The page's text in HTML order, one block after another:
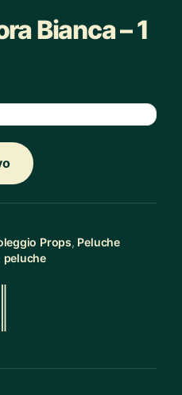
Bianca – 1
Props, Peluche
peluche